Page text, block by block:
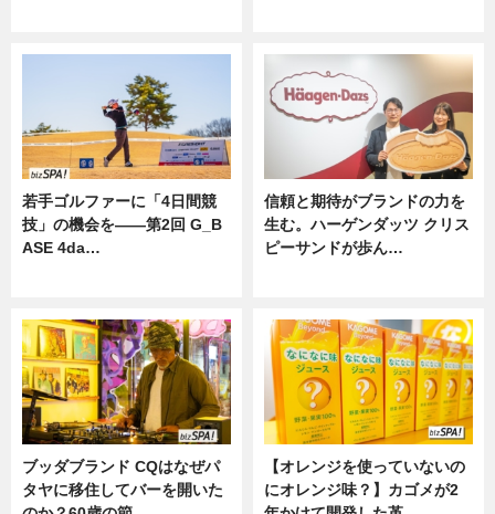
若手ゴルファーに「4日間競
技」の機会を——第2回 G_B
ASE 4da…
信頼と期待がブランドの力を
生む。ハーゲンダッツ クリス
ピーサンドが歩ん…
ブッダブランド CQはなぜパ
タヤに移住してバーを開いた
【オレンジを使っていないの
にオレンジ味？】カゴメが2